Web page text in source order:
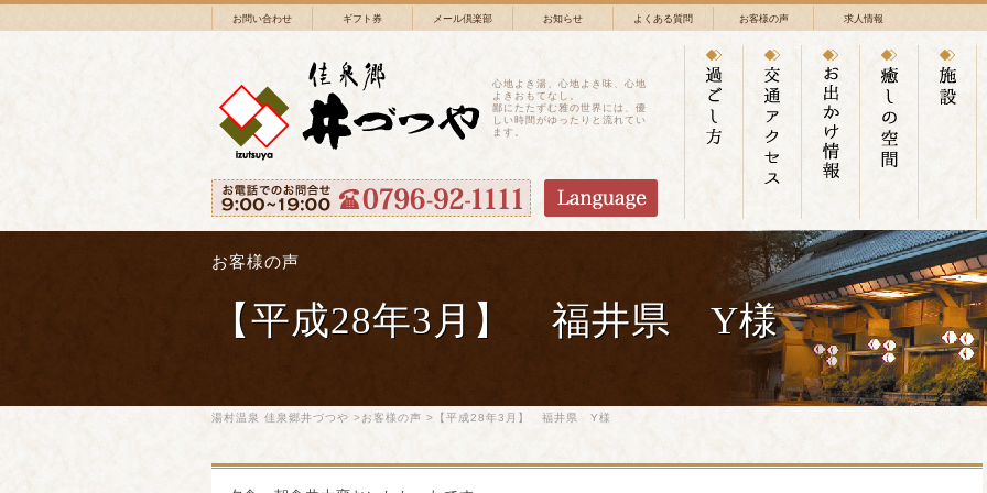
お問い合わせ ギフト券 メール倶楽部 お知らせ よくある質問 お客様の声 求人情報
心地よき湯、心地よき味、心地
よきおもてなし。
鄙にたたずむ雅の世界には、優
しい時間がゆったりと流れてい
ます。
お客様の声
【平成28年3月】 福井県 Y様
湯村温泉 佳泉郷井づつや >お客様の声 >【平成28年3月】 福井県 Y様